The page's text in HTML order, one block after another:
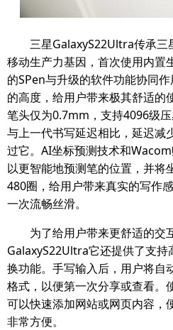
三星GalaxyS22Ultra传承三
移动生产力基因，首次使用内置
的SPen与升级的软件功能协同
的高度，给用户带来极其舒适的
笔头仅为0.7mm，支持4096级
与上一代书写延迟相比，延迟减
过它。AI坐标预测技术和
以更智能地预测笔的位置，并将
480圈，给用户带来真实的写作
一次流畅丝滑。
为了给用户带来更舒适的交
GalaxyS22Ultra它还提供了支
换功能。手写输入后，用户将自
格式，以便第一次分享或查看。
可以快速添加网站或网页内容，
非常方便。